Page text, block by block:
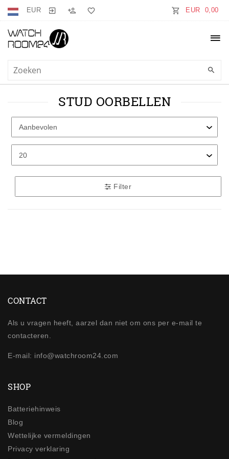
EUR EUR 0,00
STUD OORBELLEN
Filter
CONTACT
Als u vragen heeft, aarzel dan niet om ons per e-mail te
contacteren.
E-mail: info@watchroom24.com
SHOP
Batteriehinweis
Blog
Wettelijke vermeldingen
Privacy verklaring